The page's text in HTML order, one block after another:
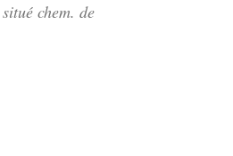
chem. de